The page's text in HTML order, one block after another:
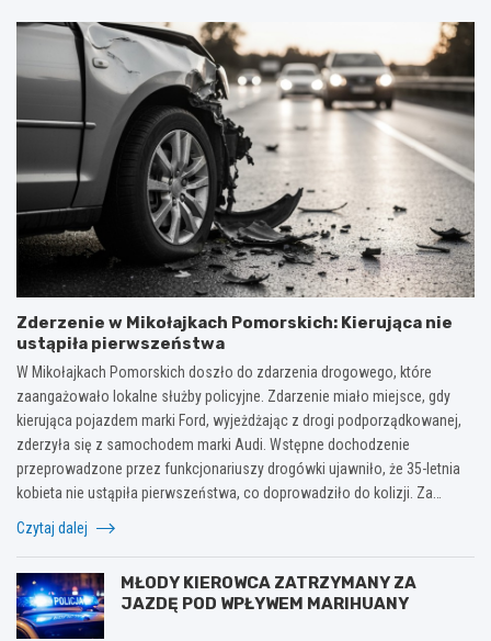
Zderzenie w Mikołajkach Pomorskich: Kierująca nie
ustąpiła pierwszeństwa
W Mikołajkach Pomorskich doszło do zdarzenia drogowego, które
zaangażowało lokalne służby policyjne. Zdarzenie miało miejsce, gdy
kierująca pojazdem marki Ford, wyjeżdżając z drogi podporządkowanej,
zderzyła się z samochodem marki Audi. Wstępne dochodzenie
przeprowadzone przez funkcjonariuszy drogówki ujawniło, że 35-letnia
kobieta nie ustąpiła pierwszeństwa, co doprowadziło do kolizji. Za…
Czytaj dalej
MŁODY KIEROWCA ZATRZYMANY ZA
JAZDĘ POD WPŁYWEM MARIHUANY